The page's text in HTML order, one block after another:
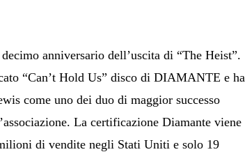
anniversario dell’uscita di “The Heist”.
“Can’t Hold Us” disco di DIAMANTE e ha
come uno dei duo di maggior successo
La certificazione Diamante viene
di vendite negli Stati Uniti e solo 19